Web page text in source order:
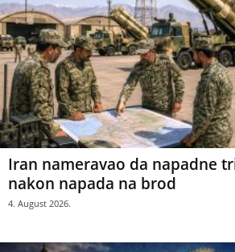
Iran nameravao da napadne
nakon napada na brod
4. August 2026.